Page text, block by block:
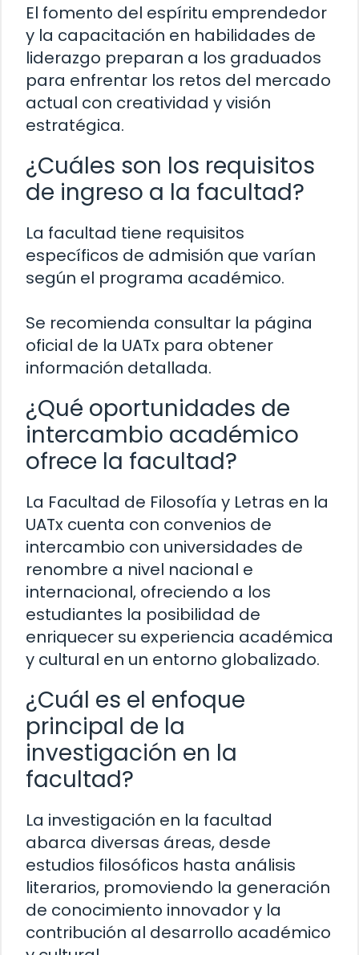
El fomento del espíritu emprendedor
y la capacitación en habilidades de
liderazgo preparan a los graduados
para enfrentar los retos del mercado
actual con creatividad y visión
estratégica.
¿Cuáles son los requisitos
de ingreso a la facultad?
La facultad tiene requisitos
específicos de admisión que varían
según el programa académico.
Se recomienda consultar la página
oficial de la UATx para obtener
información detallada.
¿Qué oportunidades de
intercambio académico
ofrece la facultad?
La Facultad de Filosofía y Letras en la
UATx cuenta con convenios de
intercambio con universidades de
renombre a nivel nacional e
internacional, ofreciendo a los
estudiantes la posibilidad de
enriquecer su experiencia académica
y cultural en un entorno globalizado.
¿Cuál es el enfoque
principal de la
investigación en la
facultad?
La investigación en la facultad
abarca diversas áreas, desde
estudios filosóficos hasta análisis
literarios, promoviendo la generación
de conocimiento innovador y la
contribución al desarrollo académico